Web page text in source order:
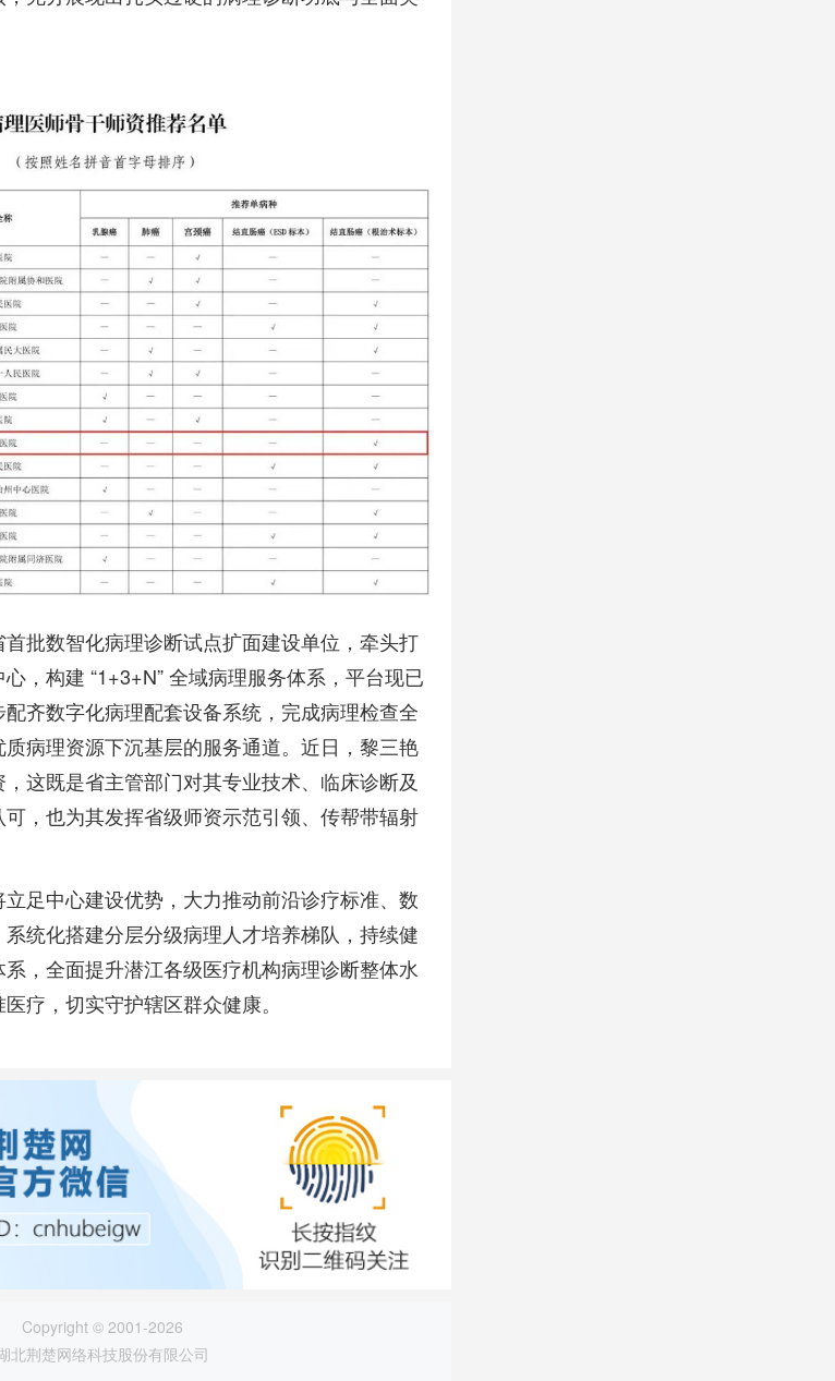
批数智化病理诊断试点扩面建设单位，牵头打
，构建 “1+3+N” 全域病理服务体系，平台现已
齐数字化病理配套设备系统，完成病理检查全
病理资源下沉基层的服务通道。近日，黎三艳
这既是省主管部门对其专业技术、临床诊断及
，也为其发挥省级师资示范引领、传帮带辐射
足中心建设优势，大力推动前沿诊疗标准、数
统化搭建分层分级病理人才培养梯队，持续健
，全面提升潜江各级医疗机构病理诊断整体水
疗，切实守护辖区群众健康。
Copyright © 2001-2026
北荆楚网络科技股份有限公司